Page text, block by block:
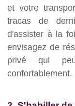
et votre
tracas de
d'assister à la
envisagez de
privé qui
confortablement.